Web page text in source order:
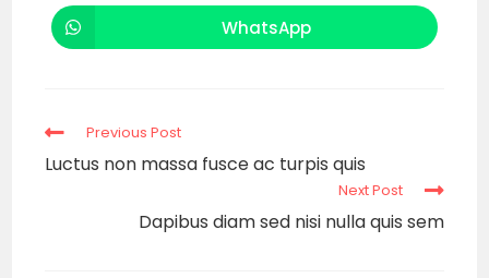
WhatsApp
Previous Post
Luctus non massa fusce ac turpis quis
Next Post
Dapibus diam sed nisi nulla quis sem